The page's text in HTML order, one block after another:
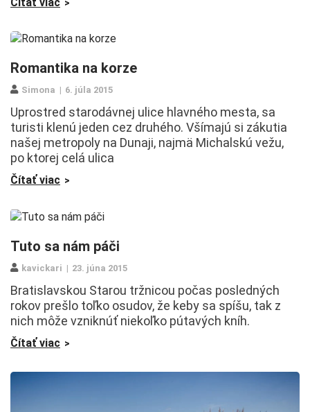
Romantika na korze
Simona 6. júla 2015
Uprostred starodávnej ulice hlavného mesta, sa
turisti klenú jeden cez druhého. Všímajú si zákutia
našej metropoly na Dunaji, najmä Michalskú vežu,
po ktorej celá ulica
Čítať viac
Tuto sa nám páči
kavickari 23. júna 2015
Bratislavskou Starou tržnicou počas posledných
rokov prešlo toľko osudov, že keby sa spíšu, tak z
nich môže vzniknúť niekoľko pútavých kníh.
Čítať viac